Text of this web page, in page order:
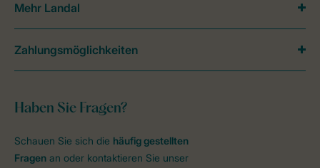
Haben Sie Fragen?
Schauen Sie sich die häufig gestellten
Fragen an oder kontaktieren Sie unser
Mehr Landal
Zahlungsmöglichkeiten